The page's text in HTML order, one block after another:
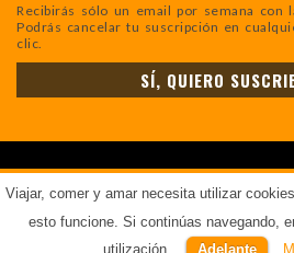
Recibirás sólo un email por semana con
Podrás cancelar tu suscripción en
clic.
Viajar, comer y amar necesita utilizar
esto funcione. Si continúas navegando,
utilización.
Adelante